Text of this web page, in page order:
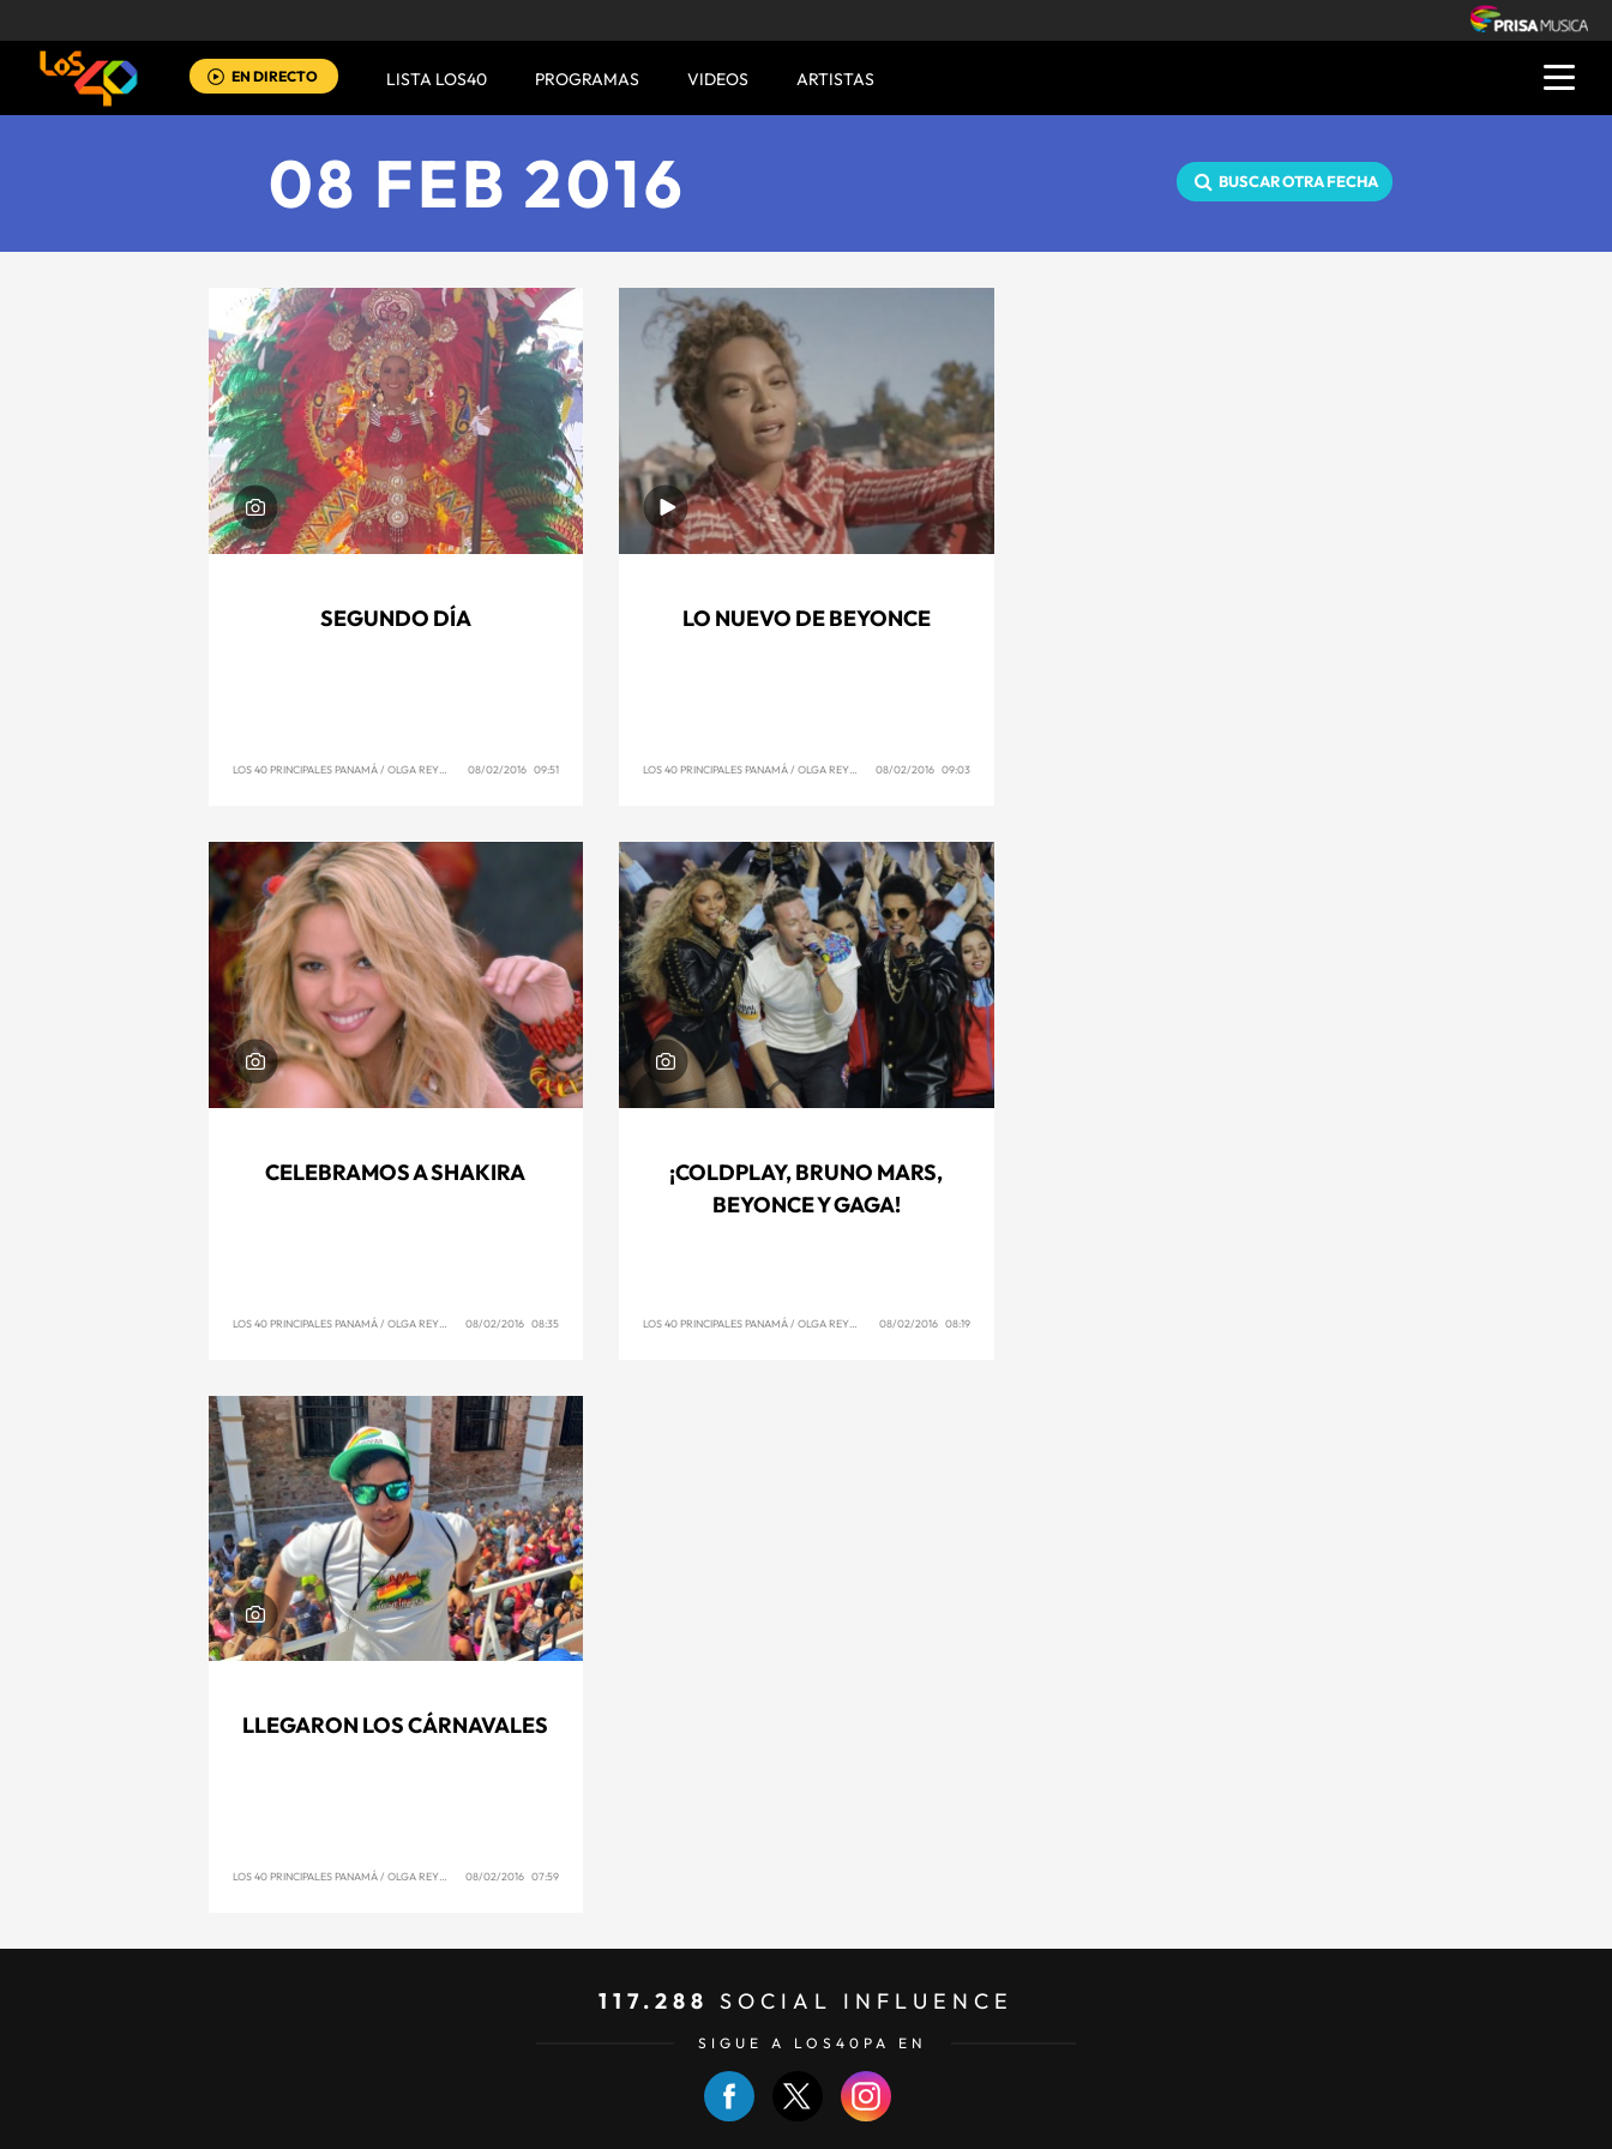
EN DIRECTO LISTA LOS40 PROGRAMAS VIDEOS ARTISTAS
08 FEB 2016 BUSCAR OTRA FECHA
SEGUNDO DÍA
LOS 40 PRINCIPALES PANAMÁ/ OLGA REYNA 08/02/2016 09:51
LO NUEVO DE BEYONCE
LOS 40 PRINCIPALES PANAMÁ/ OLGA REYNA 08/02/2016 09:03
CELEBRAMOS A SHAKIRA
LOS 40 PRINCIPALES PANAMÁ/ OLGA REYNA 08/02/2016 08:35
¡COLDPLAY, BRUNO MARS,
BEYONCE Y GAGA!
LOS 40 PRINCIPALES PANAMÁ/ OLGA REYNA 08/02/2016 08:19
LLEGARON LOS CÁRNAVALES
LOS 40 PRINCIPALES PANAMÁ/ OLGA REYNA 08/02/2016 07:59
117.288 SOCIAL INFLUENCE
SIGUE A LOS40PA EN